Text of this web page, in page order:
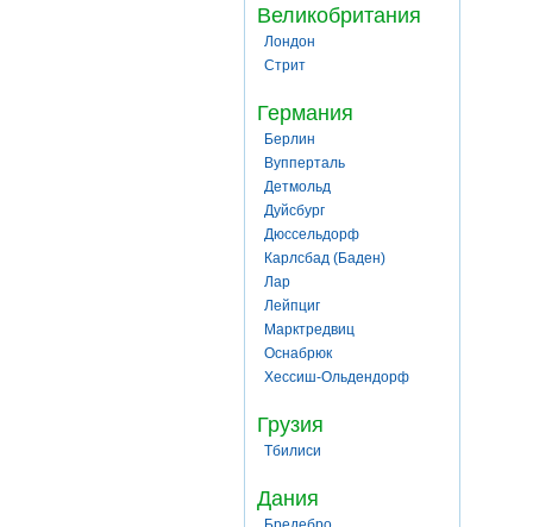
Великобритания
Лондон
Стрит
Германия
Берлин
Вупперталь
Детмольд
Дуйсбург
Дюссельдорф
Карлсбад (Баден)
Лар
Лейпциг
Марктредвиц
Оснабрюк
Хессиш-Ольдендорф
Грузия
Тбилиси
Дания